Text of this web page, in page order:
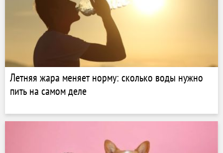
Летняя жара меняет норму: сколько воды нужно
пить на самом деле